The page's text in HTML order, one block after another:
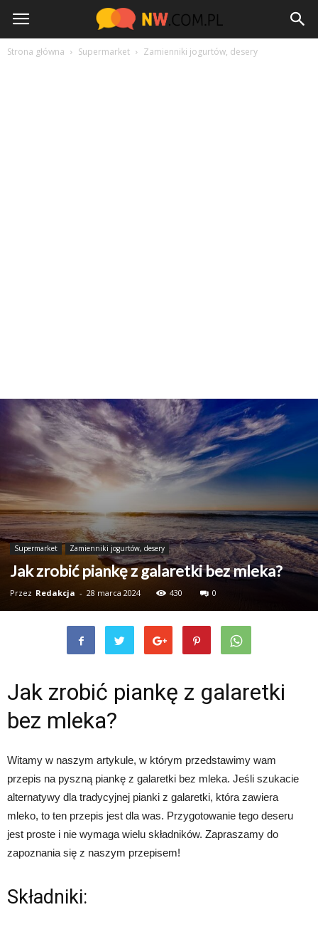
NW.com.pl
Strona główna Supermarket Zamienniki jogurtów, desery
Supermarket Zamienniki jogurtów, desery
Jak zrobić piankę z galaretki bez mleka?
Przez Redakcja - 28 marca 2024 430 0
Jak zrobić piankę z galaretki
bez mleka?
Witamy w naszym artykule, w którym przedstawimy wam
przepis na pyszną piankę z galaretki bez mleka. Jeśli szukacie
alternatywy dla tradycyjnej pianki z galaretki, która zawiera
mleko, to ten przepis jest dla was. Przygotowanie tego deseru
jest proste i nie wymaga wielu składników. Zapraszamy do
zapoznania się z naszym przepisem!
Składniki: